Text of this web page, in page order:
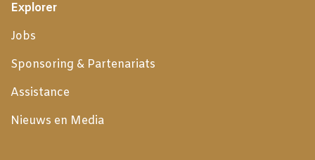
Explorer
Jobs
Sponsoring & Partenariats
Assistance
Nieuws en Media